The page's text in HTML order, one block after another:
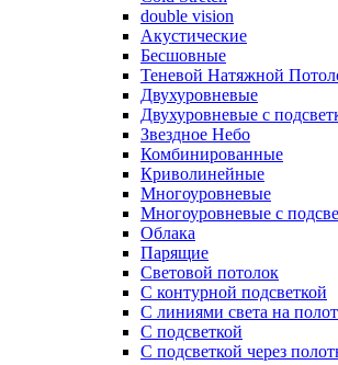
double vision
Акустические
Бесшовные
Теневой Натяжной
Двухуровневые
Двухуровневые с
Звездное Небо
Комбинированные
Криволинейные
Многоуровневые
Многоуровневые с
Облака
Парящие
Световой потолок
С контурной подсветкой
С линиями света на
С подсветкой
С подсветкой через